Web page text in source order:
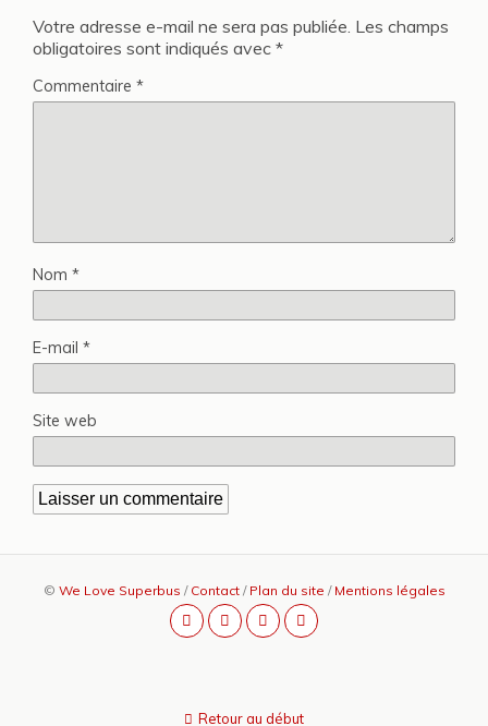
Votre adresse e-mail ne sera pas publiée. Les champs
obligatoires sont indiqués avec *
Commentaire *
Nom *
E-mail *
Site web
© We Love Superbus / Contact/ Plan du site / Mentions légales
Retour au début